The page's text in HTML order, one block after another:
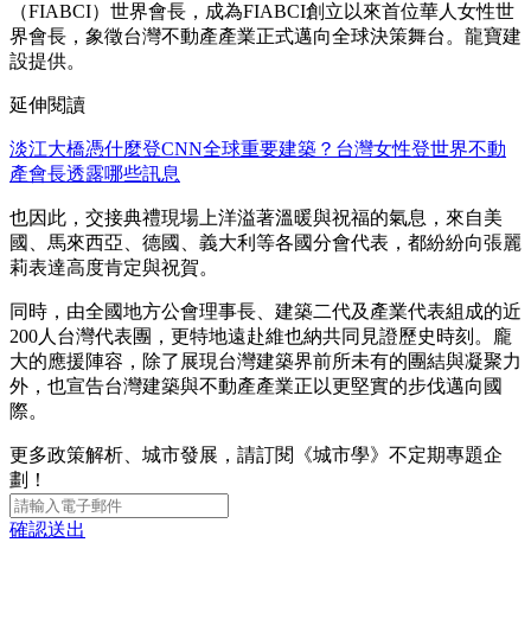
（FIABCI）世界會長，成為FIABCI創立以來首位華人女性世
界會長，象徵台灣不動產產業正式邁向全球決策舞台。龍寶建
設提供。
延伸閱讀
淡江大橋憑什麼登CNN全球重要建築？台灣女性登世界不動
產會長透露哪些訊息
也因此，交接典禮現場上洋溢著溫暖與祝福的氣息，來自美
國、馬來西亞、德國、義大利等各國分會代表，都紛紛向張麗
莉表達高度肯定與祝賀。
同時，由全國地方公會理事長、建築二代及產業代表組成的近
200人台灣代表團，更特地遠赴維也納共同見證歷史時刻。龐
大的應援陣容，除了展現台灣建築界前所未有的團結與凝聚力
外，也宣告台灣建築與不動產產業正以更堅實的步伐邁向國
際。
更多政策解析、城市發展，請訂閱《城市學》不定期專題企
劃！
確認送出